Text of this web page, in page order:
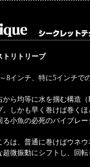
トリトリーブ
8インチ、特に5インチで
ら均等に水を掴む構造
しかも早く巻けば巻く
る小魚の必死のバイブレ
は、普通に巻けばウネ
微振動にシフトし、回